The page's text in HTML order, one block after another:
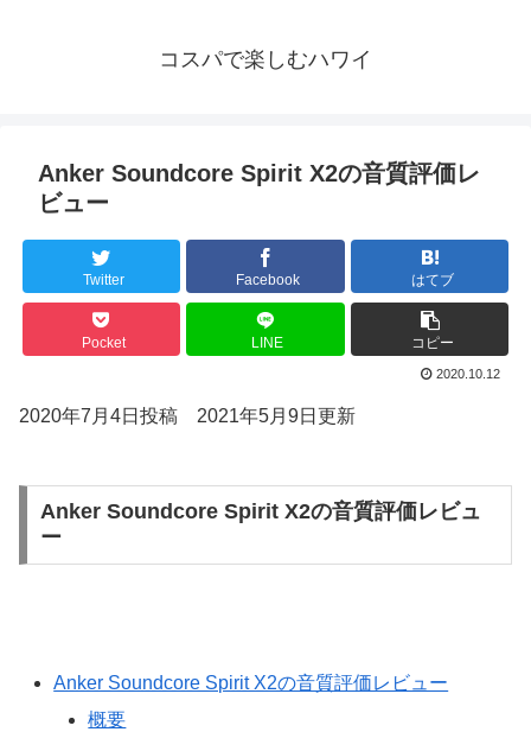
コスパで楽しむハワイ
Anker Soundcore Spirit X2の音質評価レ
ビュー
Twitter Facebook はてブ
Pocket LINE コピー
2020.10.12
2020年7月4日投稿 2021年5月9日更新
Anker Soundcore Spirit X2の音質評価レビュ
ー
Anker Soundcore Spirit X2の音質評価レビュー
概要